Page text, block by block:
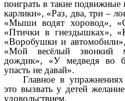
поиграть в такие
карлики», «Раз, два, три –
«Мыши водят хоровод»,
«Птички в гнездышках»,
«Воробушки и
«Мой весёлый
дождик», «У медведя во
упасть не давай».
Главное в
это вызвать у детей
удовольствием.